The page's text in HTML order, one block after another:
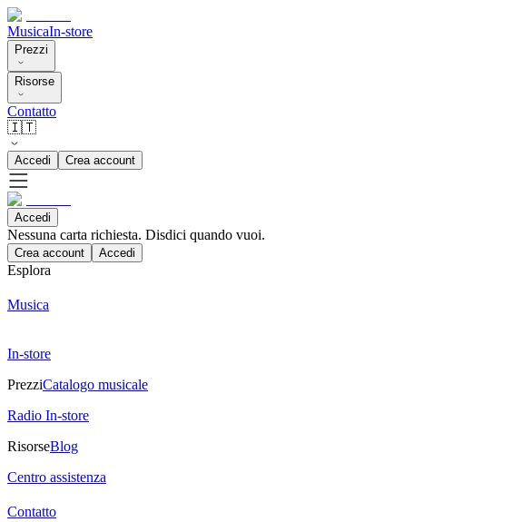
MusicaIn-store
Prezzi
Risorse
Contatto
🇮🇹
Accedi Crea account
Accedi
Nessuna carta richiesta. Disdici quando vuoi.
Crea account Accedi
Esplora
Musica
In-store
PrezziCatalogo musicale
Radio In-store
RisorseBlog
Centro assistenza
Contatto